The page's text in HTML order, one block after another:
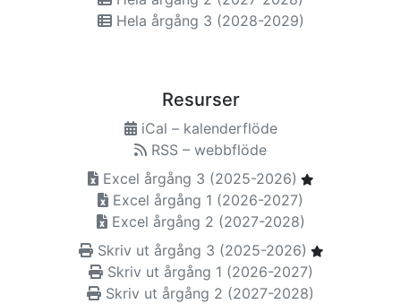
Hela årgång 3 (2028-2029)
Resurser
iCal – kalenderflöde
RSS – webbflöde
Excel årgång 3 (2025-2026)
Excel årgång 1 (2026-2027)
Excel årgång 2 (2027-2028)
Skriv ut årgång 3 (2025-2026)
Skriv ut årgång 1 (2026-2027)
Skriv ut årgång 2 (2027-2028)